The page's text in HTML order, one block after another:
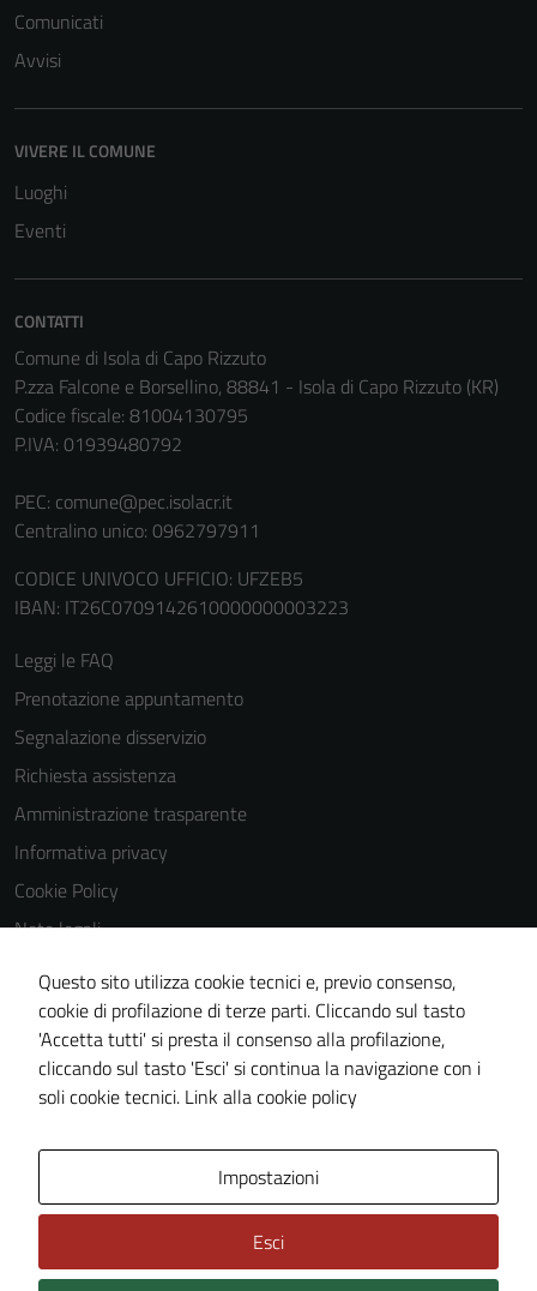
Comunicati
Avvisi
VIVERE IL COMUNE
Luoghi
Eventi
CONTATTI
Comune di Isola di Capo Rizzuto
P.zza Falcone e Borsellino, 88841 - Isola di Capo Rizzuto (KR)
Codice fiscale: 81004130795
P.IVA: 01939480792
PEC: comune@pec.isolacr.it
Centralino unico: 0962797911
CODICE UNIVOCO UFFICIO: UFZEB5
IBAN: IT26C0709142610000000003223
Leggi le FAQ
Prenotazione appuntamento
Segnalazione disservizio
Richiesta assistenza
Amministrazione trasparente
Informativa privacy
Cookie Policy
Note legali
Obiettivi di accessibilità
Dichiarazione di accessibilità
Piano di miglioramento del sito
Whistleblowing
Media policy
Questo sito utilizza cookie tecnici e, previo consenso,
cookie di profilazione di terze parti. Cliccando sul tasto
'Accetta tutti' si presta il consenso alla profilazione,
cliccando sul tasto 'Esci' si continua la navigazione con i
soli cookie tecnici. Link alla cookie policy
Impostazioni
Esci
Tecnici
funzionamento
informazioni
dettagli) e
possono
essere
utilizzati
anche per la
profilazione.
La
disabilitazione
di questi